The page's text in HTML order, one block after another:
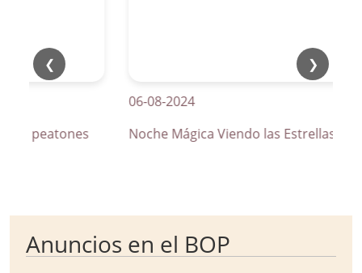
❮ ❯
de peatones
06-08-2024
Noche Mágica Viendo las Estrellas
Anuncios en el BOP